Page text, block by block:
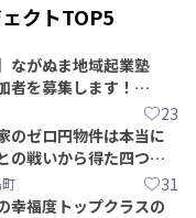
クトTOP5
ながぬま地域起業塾
者を募集します！
23
のゼロ円物件は本当に
の戦いから得た四つの
31
幸福度トップクラスの